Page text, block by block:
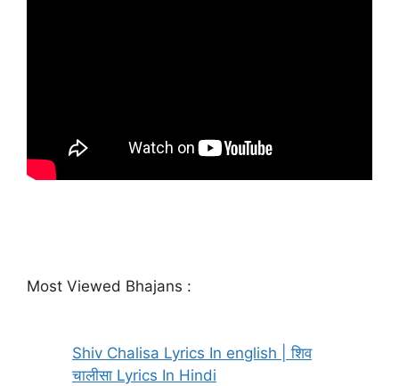
Most Viewed Bhajans :
Shiv Chalisa Lyrics In english | शिव
चालीसा Lyrics In Hindi